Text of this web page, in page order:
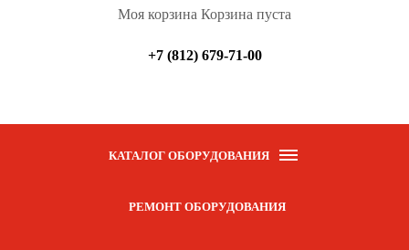
Моя корзина Корзина пуста
+7 (812) 679-71-00
КАТАЛОГ ОБОРУДОВАНИЯ
РЕМОНТ ОБОРУДОВАНИЯ